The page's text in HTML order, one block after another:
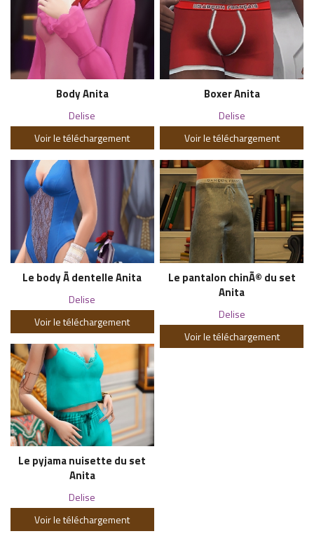
Body Anita
Delise
Voir le téléchargement
Boxer Anita
Delise
Voir le téléchargement
Le body Ã dentelle Anita
Delise
Voir le téléchargement
Le pantalon chinÃ© du set
Anita
Delise
Voir le téléchargement
Le pyjama nuisette du set
Anita
Delise
Voir le téléchargement